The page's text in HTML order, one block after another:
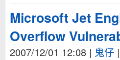
Microsoft Jet
Overflow
2007/12/01 12:08 | 鬼仔 |